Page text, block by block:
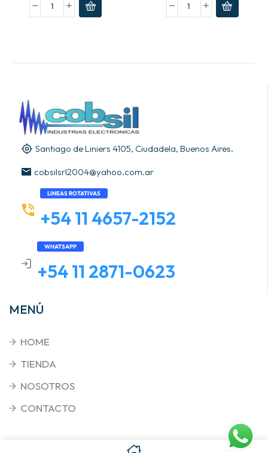
Santiago de Liniers 4105, Ciudadela, Buenos Aires.
cobsilsrl2004@yahoo.com.ar
LINEAS ROTATIVAS
+54 11 4657-2152
WHATSAPP
+54 11 2871-0623
MENÚ
HOME
TIENDA
NOSOTROS
CONTACTO
Copyright © 2026